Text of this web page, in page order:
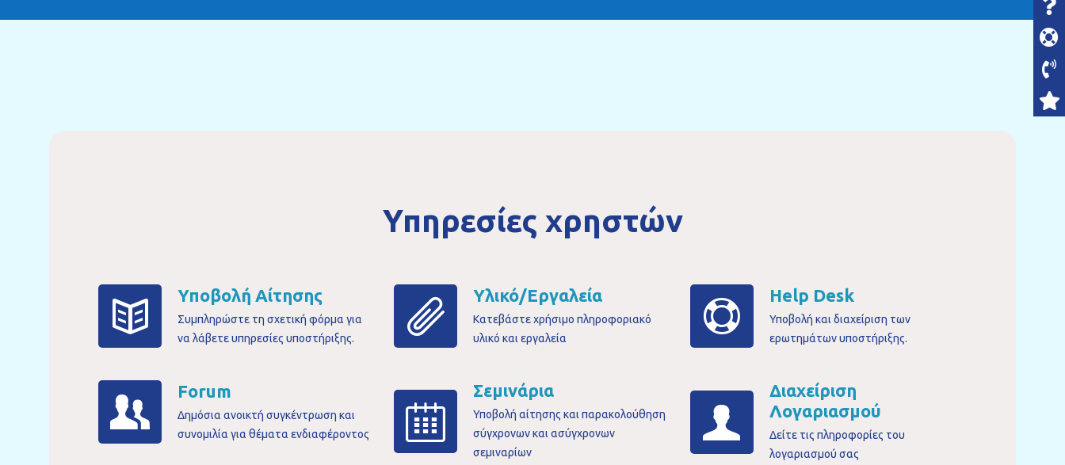
Υπηρεσίες χρηστών
Υποβολή Αίτησης
Συμπληρώστε τη σχετική φόρμα για
να λάβετε υπηρεσίες υποστήριξης.
Υλικό/Εργαλεία
Κατεβάστε χρήσιμο πληροφοριακό
υλικό και εργαλεία
Help Desk
Υποβολή και διαχείριση των
ερωτημάτων υποστήριξης.
Forum
Δημόσια ανοικτή συγκέντρωση και
συνομιλία για θέματα ενδιαφέροντος
Σεμινάρια
Υποβολή αίτησης και παρακολούθηση
σύγχρονων και ασύγχρονων
σεμιναρίων
Διαχείριση
Λογαριασμού
Δείτε τις πληροφορίες του
λογαριασμού σας